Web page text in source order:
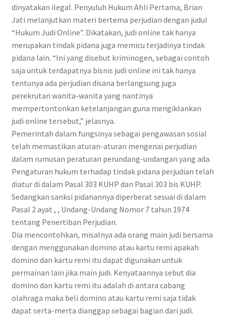
dinyatakan ilegal. Penyuluh Hukum Ahli Pertama, Brian
Jati melanjutkan materi bertema perjudian dengan judul
“Hukum Judi Online”. Dikatakan, judi online tak hanya
merupakan tindak pidana juga memicu terjadinya tindak
pidana lain. “Ini yang disebut kriminogen, sebagai contoh
saja untuk terdapatnya bisnis judi online ini tak hanya
tentunya ada perjudian disana berlangsung juga
perekrutan wanita-wanita yang nantinya
mempertontonkan ketelanjangan guna mengiklankan
judi online tersebut,” jelasnya.
Pemerintah dalam fungsinya sebagai pengawasan sosial
telah memastikan aturan-aturan mengenai perjudian
dalam rumusan peraturan perundang-undangan yang ada.
Pengaturan hukum terhadap tindak pidana perjudian telah
diatur di dalam Pasal 303 KUHP dan Pasal 303 bis KUHP.
Sedangkan sanksi pidanannya diperberat sesuai di dalam
Pasal 2 ayat , , Undang-Undang Nomor 7 tahun 1974
tentang Penertiban Perjudian.
Dia mencontohkan, misalnya ada orang main judi bersama
dengan menggunakan domino atau kartu remi apakah
domino dan kartu remi itu dapat digunakan untuk
permainan lain jika main judi. Kenyataannya sebut dia
domino dan kartu remi itu adalah di antara cabang
olahraga maka beli domino atau kartu remi saja tidak
dapat serta-merta dianggap sebagai bagian dari judi.